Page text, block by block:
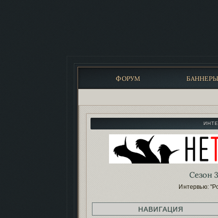
ФОРУМ БАННЕРЫ
Сезон
Интервью:
НАВИГАЦИЯ